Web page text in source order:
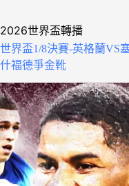
2026世界盃轉播
世界盃1/8決賽-英格蘭VS
什福德爭金靴